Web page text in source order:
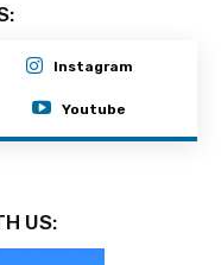
Instagram
Youtube
US: